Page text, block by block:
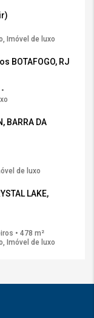
Imóvel de luxo
BOTAFOGO, RJ
BARRA DA
de luxo
LAKE,
• 478 m²
Imóvel de luxo